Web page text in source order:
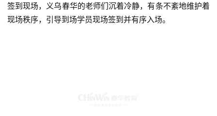
签到现场，义乌春华的老师们沉着冷静，有条不紊地维护着
现场秩序，引导到场学员现场签到并有序入场。